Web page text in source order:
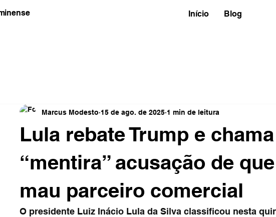
Início Blog
Lula rebate Trump e
“mentira” acusação de
mau parceiro comercial
Marcus Modesto 15 de ago. de 2025 1 min de leitura
O presidente Luiz Inácio Lula da Silva classificou nesta